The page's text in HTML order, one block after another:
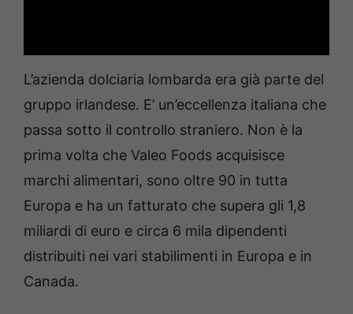
L’azienda dolciaria lombarda era già parte del
gruppo irlandese. E’ un’eccellenza italiana che
passa sotto il controllo straniero. Non è la
prima volta che Valeo Foods acquisisce
marchi alimentari, sono oltre 90 in tutta
Europa e ha un fatturato che supera gli 1,8
miliardi di euro e circa 6 mila dipendenti
distribuiti nei vari stabilimenti in Europa e in
Canada.